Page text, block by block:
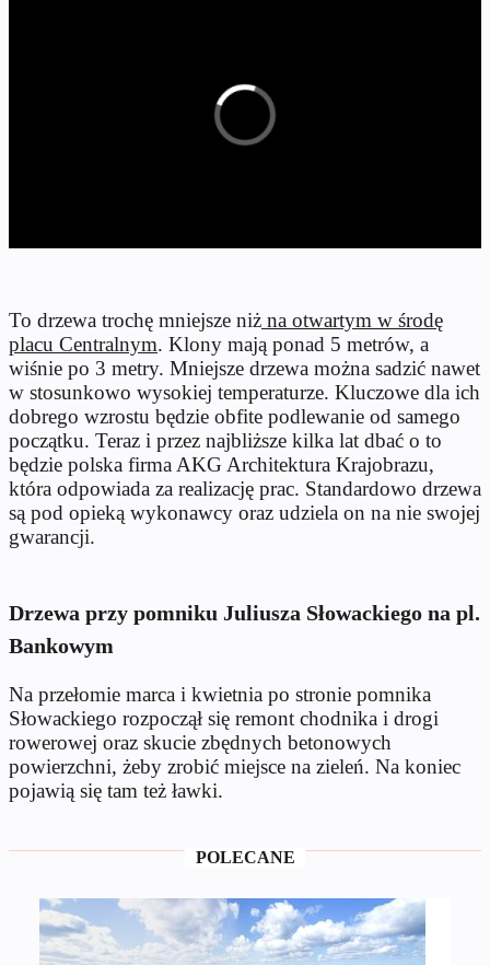
To drzewa trochę mniejsze niż na otwartym w środę
placu Centralnym. Klony mają ponad 5 metrów, a
wiśnie po 3 metry. Mniejsze drzewa można sadzić nawet
w stosunkowo wysokiej temperaturze. Kluczowe dla ich
dobrego wzrostu będzie obfite podlewanie od samego
początku. Teraz i przez najbliższe kilka lat dbać o to
będzie polska firma AKG Architektura Krajobrazu,
która odpowiada za realizację prac. Standardowo drzewa
są pod opieką wykonawcy oraz udziela on na nie swojej
gwarancji.
Drzewa przy pomniku Juliusza Słowackiego na pl.
Bankowym
Na przełomie marca i kwietnia po stronie pomnika
Słowackiego rozpoczął się remont chodnika i drogi
rowerowej oraz skucie zbędnych betonowych
powierzchni, żeby zrobić miejsce na zieleń. Na koniec
pojawią się tam też ławki.
POLECANE